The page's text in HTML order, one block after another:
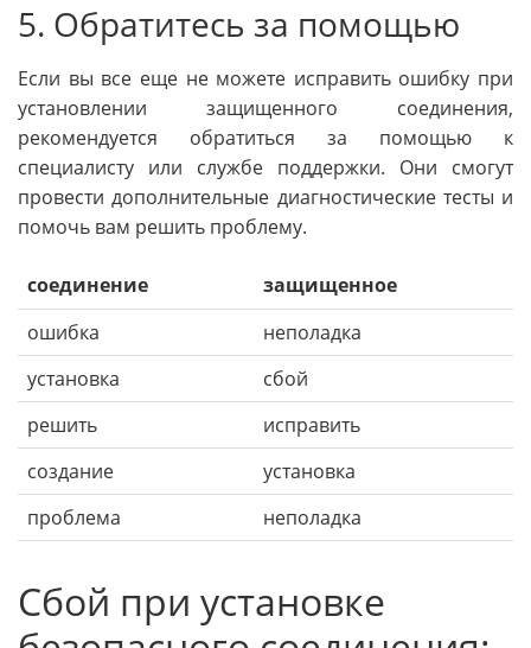
5. Обратитесь за помощью
Если вы все еще не можете исправить ошибку при
установлении защищенного соединения,
рекомендуется обратиться за помощью к
специалисту или службе поддержки. Они смогут
провести дополнительные диагностические тесты и
помочь вам решить проблему.
соединение
защищенное
ошибка
неполадка
установка
сбой
решить
исправить
создание
установка
проблема
неполадка
Сбой при установке